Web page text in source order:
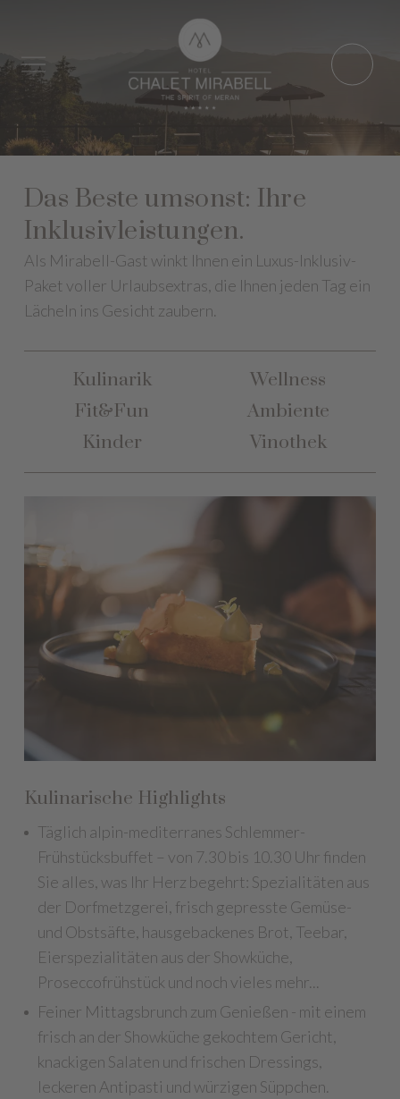
Das Beste umsonst: Ihre
Inklusivleistungen.
Als Mirabell-Gast winkt Ihnen ein Luxus-Inklusiv-
Paket voller Urlaubsextras, die Ihnen jeden Tag ein
Lächeln ins Gesicht zaubern.
Kulinarik
Wellness
Fit&Fun
Ambiente
Kinder
Vinothek
Kulinarische Highlights
Täglich alpin-mediterranes Schlemmer-
Frühstücksbuffet – von 7.30 bis 10.30 Uhr finden
Sie alles, was Ihr Herz begehrt: Spezialitäten aus
der Dorfmetzgerei, frisch gepresste Gemüse-
und Obstsäfte, hausgebackenes Brot, Teebar,
Eierspezialitäten aus der Showküche,
Proseccofrühstück und noch vieles mehr...
Feiner Mittagsbrunch zum Genießen - mit einem
frisch an der Showküche gekochtem Gericht,
knackigen Salaten und frischen Dressings,
leckeren Antipasti und würzigen Süppchen.